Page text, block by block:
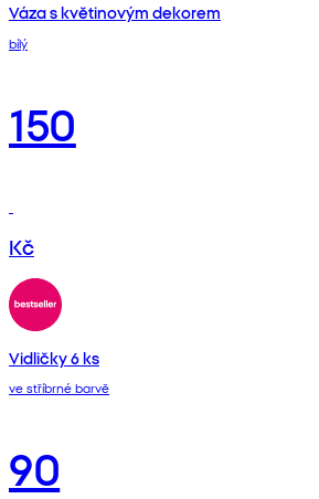
Váza s květinovým dekorem
bílý
150
Kč
Vidličky 6 ks
ve stříbrné barvě
90